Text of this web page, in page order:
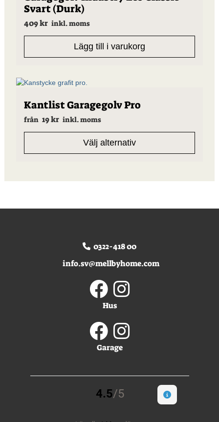
Svart (Durk)
409kr inkl. moms
Lägg till i varukorg
Kantlist Garagegolv Pro
från 19kr inkl. moms
Välj alternativ
här
produkten
på
0322-418 00
info.sv@mellbyhome.com
Hus
Garage